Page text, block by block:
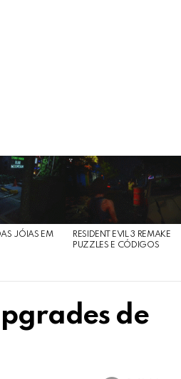
JÓIAS EM
RESIDENT EVIL 3 REMAKE
PUZZLES E CÓDIGOS
de